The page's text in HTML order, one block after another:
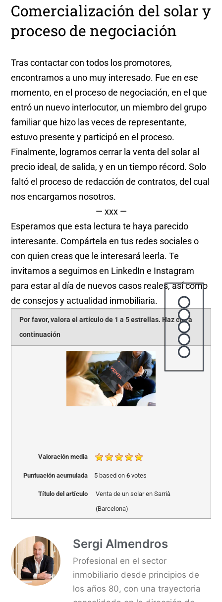
Comercialización del solar y
proceso de negociación
Tras contactar con todos los promotores,
encontramos a uno muy interesado. Fue en ese
momento, en el proceso de negociación, en el que
entró un nuevo interlocutor, un miembro del grupo
familiar que hizo las veces de representante,
estuvo presente y participó en el proceso.
Finalmente, logramos cerrar la venta del solar al
precio ideal, de salida, y en un tiempo récord. Solo
faltó el proceso de redacción de contratos, del cual
nos encargamos nosotros.
— xxx —
Esperamos que esta lectura te haya parecido
interesante. Compártela en tus redes sociales o
con quien creas que le interesará leerla. Te
invitamos a seguirnos en LinkedIn e Instagram
para estar al día de nuevos casos reales, así como
de consejos y actualidad inmobiliaria.
Por favor, valora el artículo de 1 a 5 estrellas. Haz clic a
continuación
Rating
1 star
2 stars
3 stars
4 stars
Valoración media
Puntuación acumulada 5 based on6 votes
Título del artículo
Venta de un solar en Sarrià
(Barcelona)
Sergi Almendros
Profesional en el sector
inmobiliario desde principios de
los años 80, con una trayectoria